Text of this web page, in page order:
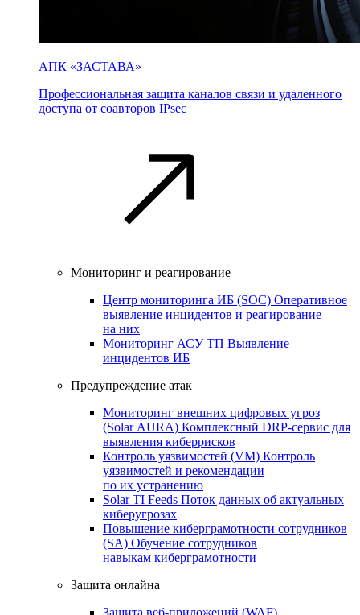
АПК «ЗАСТАВА»
Профессиональная защита каналов связи и удаленного
доступа от соавторов IPsec
Мониторинг и реагирование
Центр мониторинга ИБ (SOC) Оперативное
выявление инцидентов и реагирование
на них
Мониторинг АСУ ТП Выявление
инцидентов ИБ
Предупреждение атак
Мониторинг внешних цифровых угроз
(Solar AURA) Комплексный DRP-сервис для
выявления киберрисков
Контроль уязвимостей (VM) Контроль
уязвимостей и рекомендации
по их устранению
Solar TI Feeds Поток данных об актуальных
киберугрозах
Повышение киберграмотности сотрудников
(SA) Обучение сотрудников
навыкам киберграмотности
Защита онлайна
Защита веб-приложений (WAF)